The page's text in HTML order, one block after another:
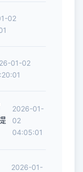
02
01-02
2026-01-
02
04:05:01
2026-01-